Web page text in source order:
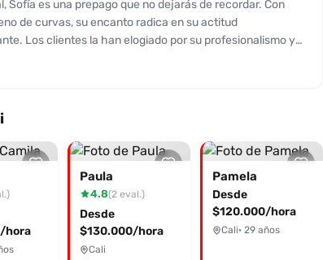
Sofía es una prepago que no dejarás de recordar. Con
de curvas, su encanto radica en su actitud
Los clientes la han elogiado por su profesionalismo y
servicios que ofrece: desde sexo oral hasta anal,
destacando su atención rápida y habilidad en la
no dudes en contactarla y agendar tu cita ahora mismo.
de placer!
hora
Paula
4.8(2 eval.)
Desde
$130.000/hora
Cali
Pamela
Desde
$120.000/hora
Cali· 29 años